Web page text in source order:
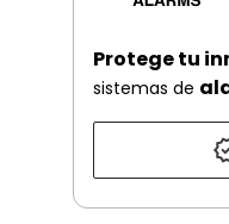
Protege tu
sistemas de